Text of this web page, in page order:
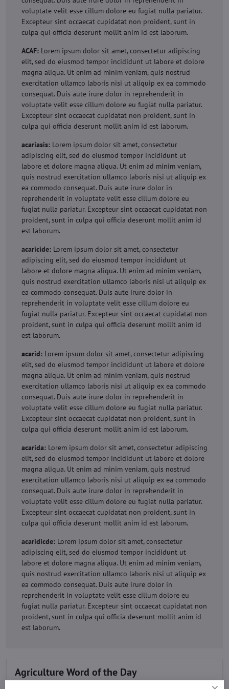
voluptate velit esse cillum dolore eu fugiat nulla pariatur.
Excepteur sint occaecat cupidatat non proident, sunt in
culpa qui officia deserunt mollit anim id est laborum.
ACAF: Lorem ipsum dolor sit amet, consectetur adipiscing
elit, sed do eiusmod tempor incididunt ut labore et dolore
magna aliqua. Ut enim ad minim veniam, quis nostrud
exercitation ullamco laboris nisi ut aliquip ex ea commodo
consequat. Duis aute irure dolor in reprehenderit in
voluptate velit esse cillum dolore eu fugiat nulla pariatur.
Excepteur sint occaecat cupidatat non proident, sunt in
culpa qui officia deserunt mollit anim id est laborum.
acariasis: Lorem ipsum dolor sit amet, consectetur
adipiscing elit, sed do eiusmod tempor incididunt ut
labore et dolore magna aliqua. Ut enim ad minim veniam,
quis nostrud exercitation ullamco laboris nisi ut aliquip ex
ea commodo consequat. Duis aute irure dolor in
reprehenderit in voluptate velit esse cillum dolore eu
fugiat nulla pariatur. Excepteur sint occaecat cupidatat non
proident, sunt in culpa qui officia deserunt mollit anim id
est laborum.
acaricide: Lorem ipsum dolor sit amet, consectetur
adipiscing elit, sed do eiusmod tempor incididunt ut
labore et dolore magna aliqua. Ut enim ad minim veniam,
quis nostrud exercitation ullamco laboris nisi ut aliquip ex
ea commodo consequat. Duis aute irure dolor in
reprehenderit in voluptate velit esse cillum dolore eu
fugiat nulla pariatur. Excepteur sint occaecat cupidatat non
proident, sunt in culpa qui officia deserunt mollit anim id
est laborum.
acarid: Lorem ipsum dolor sit amet, consectetur adipiscing
elit, sed do eiusmod tempor incididunt ut labore et dolore
magna aliqua. Ut enim ad minim veniam, quis nostrud
exercitation ullamco laboris nisi ut aliquip ex ea commodo
consequat. Duis aute irure dolor in reprehenderit in
voluptate velit esse cillum dolore eu fugiat nulla pariatur.
Excepteur sint occaecat cupidatat non proident, sunt in
culpa qui officia deserunt mollit anim id est laborum.
acarida: Lorem ipsum dolor sit amet, consectetur adipiscing
elit, sed do eiusmod tempor incididunt ut labore et dolore
magna aliqua. Ut enim ad minim veniam, quis nostrud
exercitation ullamco laboris nisi ut aliquip ex ea commodo
consequat. Duis aute irure dolor in reprehenderit in
voluptate velit esse cillum dolore eu fugiat nulla pariatur.
Excepteur sint occaecat cupidatat non proident, sunt in
culpa qui officia deserunt mollit anim id est laborum.
acaridicde: Lorem ipsum dolor sit amet, consectetur
adipiscing elit, sed do eiusmod tempor incididunt ut
labore et dolore magna aliqua. Ut enim ad minim veniam,
quis nostrud exercitation ullamco laboris nisi ut aliquip ex
ea commodo consequat. Duis aute irure dolor in
reprehenderit in voluptate velit esse cillum dolore eu
fugiat nulla pariatur. Excepteur sint occaecat cupidatat non
proident, sunt in culpa qui officia deserunt mollit anim id
est laborum.
Agriculture Word of the Day